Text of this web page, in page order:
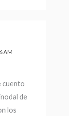
AM
cuento
de
los